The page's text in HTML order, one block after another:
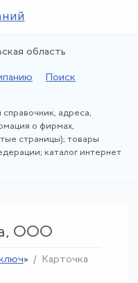
область
Поиск
адреса,
о фирмах,
страницы); товары
каталог интернет
ООО
» Карточка